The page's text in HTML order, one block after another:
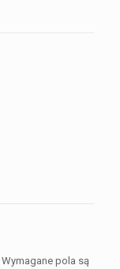
Wymagane pola są